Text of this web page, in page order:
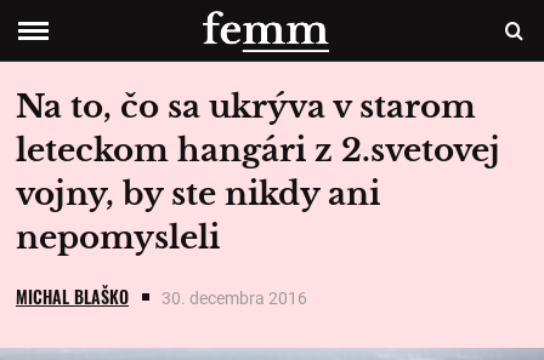
Na to, čo sa ukrýva v starom
leteckom hangári z 2.svetovej
vojny, by ste nikdy ani
nepomysleli
MICHAL BLAŠKO 30. decembra 2016